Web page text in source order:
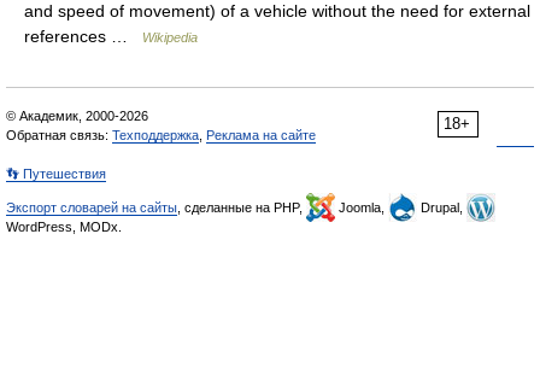
and speed of movement) of a vehicle without the need for external
references …
Wikipedia
18+
© Академик, 2000-2026
Обратная связь: Техподдержка Реклама на сайте
👣 Путешествия
Экспорт словарей на сайты , сделанные на PHP, Joomla,
Drupal,
WordPress, MODx.